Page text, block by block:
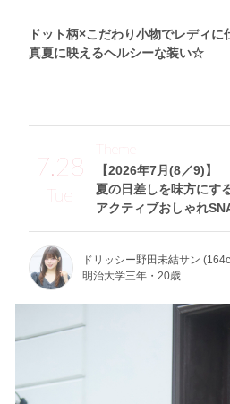
ドット柄×こだわり小物でレディに
真夏に映えるヘルシーな装い☆
7.28
Tue
【2026年7月(8／9)】
夏の日差しを味方にす
アクティブおしゃれ
Theme
ドリッシー野田未結サン
明治大学三年・20歳